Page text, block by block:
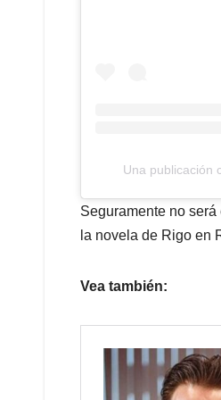
Una publicación
Seguramente no
la novela de Rigo en
Vea también: